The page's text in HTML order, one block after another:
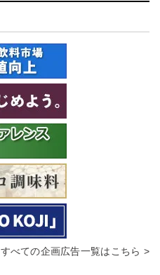
すべての企画広告一覧はこちら >